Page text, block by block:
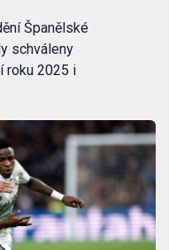
Španělské
schváleny
roku 2025 i